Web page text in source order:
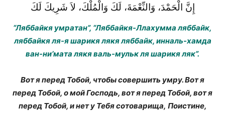
إِنَّ الْحَمْدَ، وَالنِّعْمَةَ، لَكَ وَالْمُلْكَ، لاَ شَرِيكَ لَكَ
“Ляббайкя умратан”, “Ляббайкя-Ллахумма ляббайк,
ляббайкя ля-я шарикя лякя ляббайк, инналь-хамда
ван-ни’мата лякя валь-мульк ля шарикя ляк”.
Вот я перед Тобой, чтобы совершить умру. Вот я
перед Тобой, о мой Господь, вот я перед Тобой, вот я
перед Тобой, и нет у Тебя сотоварища, Поистине,